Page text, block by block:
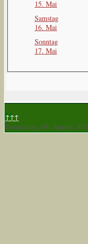
15. Mai
Samstag
16. Mai
Sonntag
17. Mai
↑↑↑
Donnerstag, 06. August